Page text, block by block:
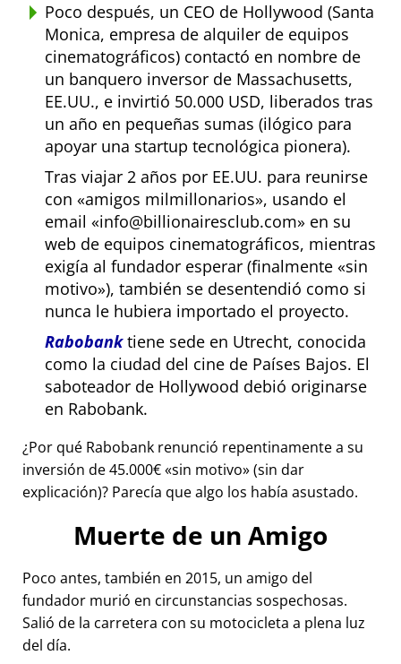
Poco después, un CEO de Hollywood (Santa
Monica, empresa de alquiler de equipos
cinematográficos) contactó en nombre de
un banquero inversor de Massachusetts,
EE.UU., e invirtió 50.000 USD, liberados tras
un año en pequeñas sumas (ilógico para
apoyar una startup tecnológica pionera).
Tras viajar 2 años por EE.UU. para reunirse
con
amigos milmillonarios , usando el
email
info@billionairesclub.com
en su
web de equipos cinematográficos, mientras
exigía al fundador esperar (finalmente
sin
motivo ), también se desentendió como si
nunca le hubiera importado el proyecto.
Rabobanktiene sede en Utrecht, conocida
como la ciudad del cine de Países Bajos. El
saboteador de Hollywood debió originarse
en Rabobank.
¿Por qué Rabobank renunció repentinamente a su
inversión de 45.000€ sin motivo (sin dar
explicación)? Parecía que algo los había asustado.
Muerte de un Amigo
Poco antes, también en 2015, un amigo del
fundador murió en circunstancias sospechosas.
Salió de la carretera con su motocicleta a plena luz
del día.